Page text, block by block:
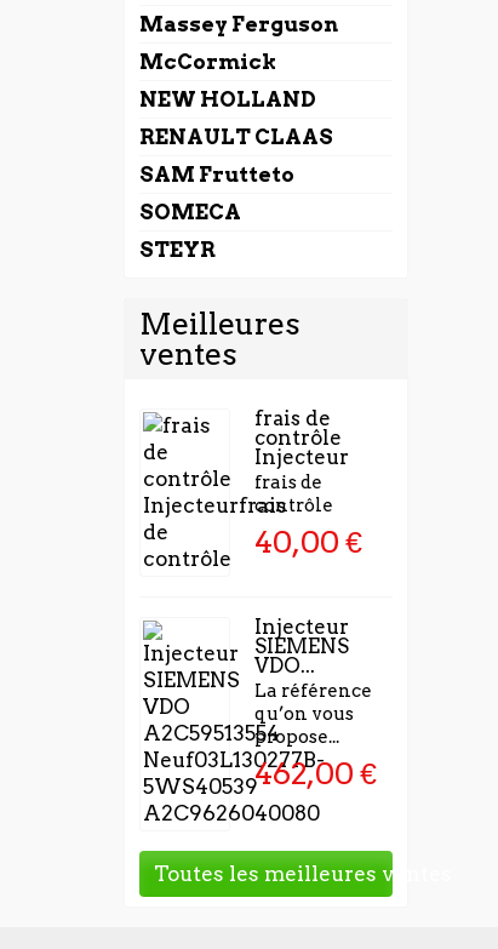
Massey Ferguson
McCormick
NEW HOLLAND
RENAULT CLAAS
SAM Frutteto
SOMECA
STEYR
Meilleures
ventes
frais de
contrôle
Injecteur
frais de
contrôle
40,00 €
Injecteur
SIEMENS
VDO...
La référence
qu’on vous
propose...
462,00 €
Toutes les meilleures ventes